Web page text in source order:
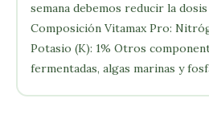
semana debemos reducir la
Composición Vitamax Pro:
Potasio (K): 1% Otros
fermentadas, algas marinas y